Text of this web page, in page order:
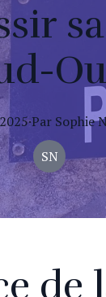
·Par Sophie
SN
de